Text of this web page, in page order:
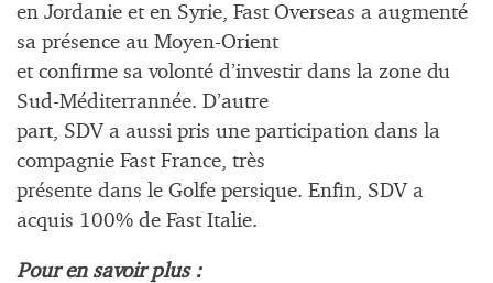
en Jordanie et en Syrie, Fast Overseas a augmenté
sa présence au Moyen-Orient
et confirme sa volonté d’investir dans la zone du
Sud-Méditerrannée. D’autre
part, SDV a aussi pris une participation dans la
compagnie Fast France, très
présente dans le Golfe persique. Enfin, SDV a
acquis 100% de Fast Italie.
Pour en savoir plus :